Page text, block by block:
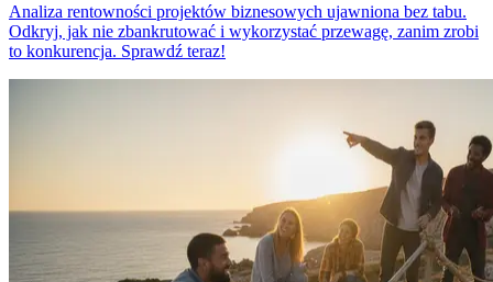
Analiza rentowności projektów biznesowych ujawniona bez tabu.
Odkryj, jak nie zbankrutować i wykorzystać przewagę, zanim zrobi
to konkurencja. Sprawdź teraz!